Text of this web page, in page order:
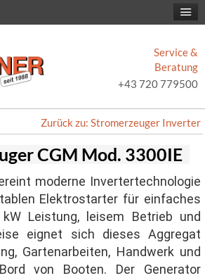
Service &
Beratung
+43 720 779500
Zurück zu: Stromerzeuger Inverter
CGM Mod. 3300IE
moderne Invertertechnologie
Elektrostarter für einfaches
Leistung, leisem Betrieb und
eignet sich dieses Aggregat
Gartenarbeiten, Handwerk und
von Booten. Der Generator